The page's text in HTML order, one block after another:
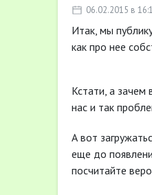
06.02.2015 в
Итак, мы
как про нее
Кстати, а
нас и так
А вот
еще до
посчитайте